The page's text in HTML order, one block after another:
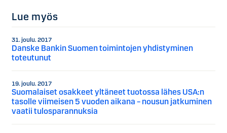
Lue myös
31. joulu. 2017
Danske Bankin Suomen toimintojen yhdistyminen
toteutunut
19. joulu. 2017
Suomalaiset osakkeet yltäneet tuotossa lähes USA:n
tasolle viimeisen 5 vuoden aikana – nousun jatkuminen
vaatii tulosparannuksia